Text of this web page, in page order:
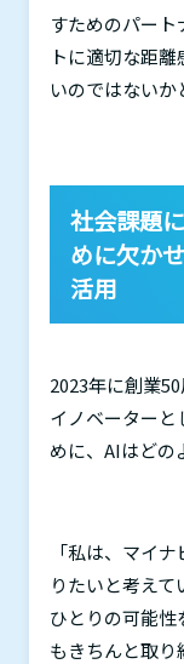
すためのパー
トに適切な距
いのではないか
社会課題
めに欠か
活用
2023年に創業50
イノベーター
めに、 AIはどの
「私は、マイ
りたいと考え
ひとりの可能
もきちんと取